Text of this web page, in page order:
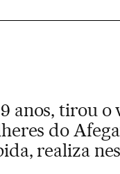
anos, tirou o
do
realiza